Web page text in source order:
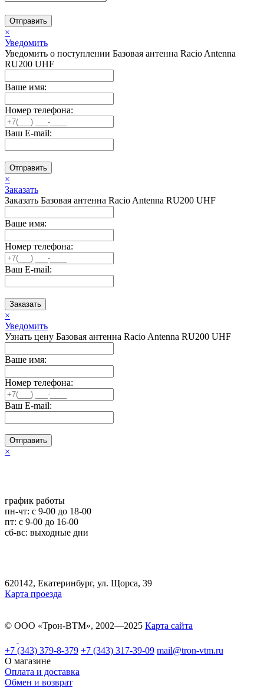
Отправить
×
Уведомить
Уведомить о поступлении Базовая антенна Racio Antenna
RU200 UHF
Ваше имя:
Номер телефона:
Ваш E-mail:
Отправить
×
Заказать
Заказать Базовая антенна Racio Antenna RU200 UHF
Ваше имя:
Номер телефона:
Ваш E-mail:
Заказать
×
Уведомить
Узнать цену Базовая антенна Racio Antenna RU200 UHF
Ваше имя:
Номер телефона:
Ваш E-mail:
Отправить
×
график работы
пн-чт: c 9-00 до 18-00
пт: с 9-00 до 16-00
сб-вс: выходные дни
620142, Екатеринбург, ул. Щорса, 39
Карта проезда
© ООО «Трон-ВТМ», 2002—2025 Карта сайта
+7 (343) 379-8-379 +7 (343) 317-39-09 mail@tron-vtm.ru
О магазине
Оплата и доставка
Обмен и возврат